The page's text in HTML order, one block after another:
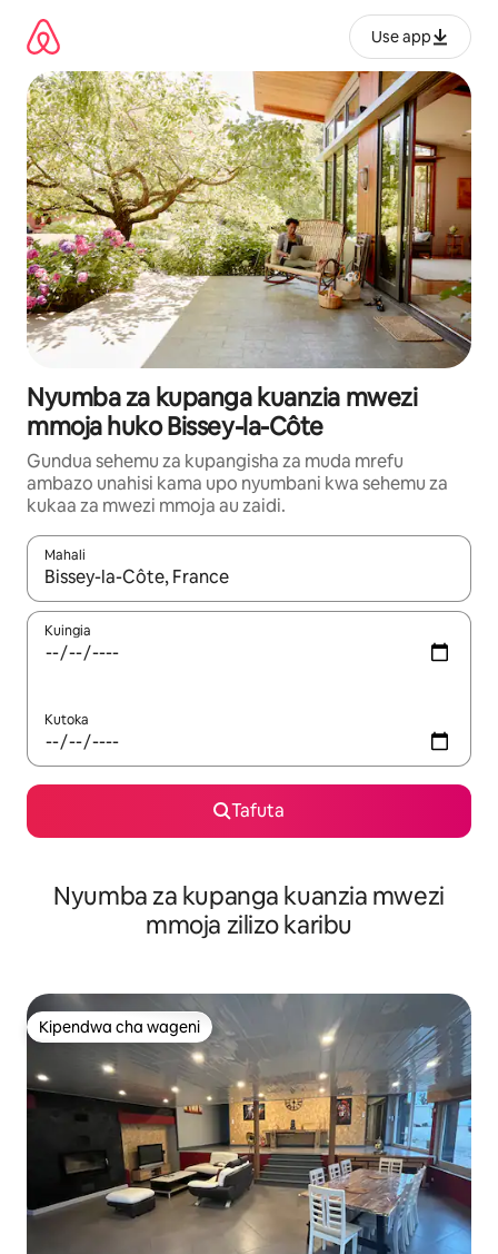
kwenda
kwenye
maudhui
Use app
Nyumba za kupanga kuanzia mwezi
mmoja huko Bissey-la-Côte
Gundua sehemu za kupangisha za muda mrefu
ambazo unahisi kama upo nyumbani kwa sehemu za
kukaa za mwezi mmoja au zaidi.
Mahali
Wakati matokeo yanapatikana, vinjari kwa kutumia vitufe vya
Kuingia
Kutoka
Tafuta
Nyumba za kupanga kuanzia mwezi
mmoja zilizo karibu
Kipendwa cha wageni
Kipendwa cha wageni